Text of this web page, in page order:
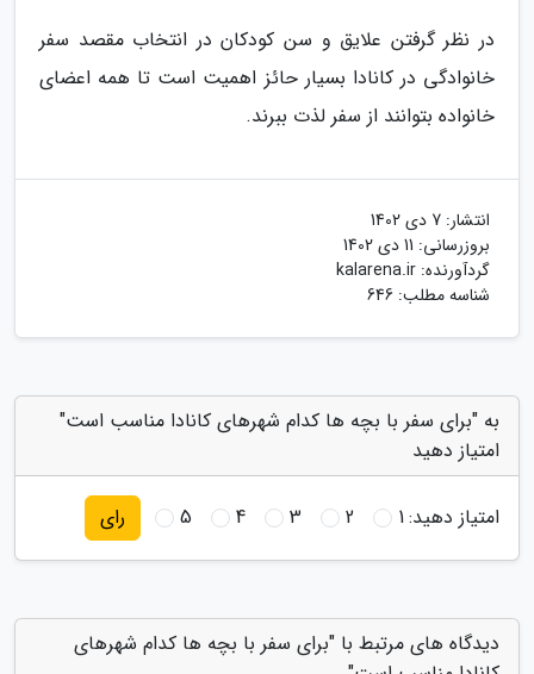
در نظر گرفتن علایق و سن کودکان در انتخاب مقصد سفر
خانوادگی در کانادا بسیار حائز اهمیت است تا همه اعضای
خانواده بتوانند از سفر لذت ببرند.
انتشار: 7 دی 1402
بروزرسانی: 11 دی 1402
گردآورنده: kalarena.ir
شناسه مطلب: 646
به "برای سفر با بچه ها کدام شهرهای کانادا مناسب است"
امتیاز دهید
امتیاز دهید:1
2
3
4
5 رای
دیدگاه های مرتبط با "برای سفر با بچه ها کدام شهرهای